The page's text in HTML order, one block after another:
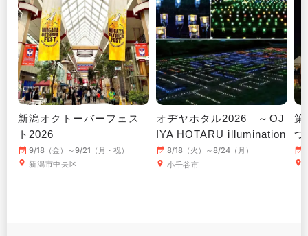
新潟オクトーバーフェス
ト2026
9/18（金）～9/21（月・祝）
新潟市中央区
オヂヤホタル2026 ～OJ
IYA HOTARU illumination
～ 8/18（火）～8/24（月）
小千谷市
第
つ